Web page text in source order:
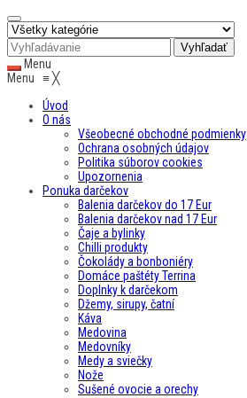
Menu
Menu ≡╳
Úvod
O nás
Všeobecné obchodné podmienky
Ochrana osobných údajov
Politika súborov cookies
Upozornenia
Ponuka darčekov
Balenia darčekov do 17 Eur
Balenia darčekov nad 17 Eur
Čaje a bylinky
Chilli produkty
Čokolády a bonboniéry
Domáce paštéty Terrina
Doplnky k darčekom
Džemy, sirupy, čatní
Káva
Medovina
Medovníky
Medy a sviečky
Nože
Sušené ovocie a orechy